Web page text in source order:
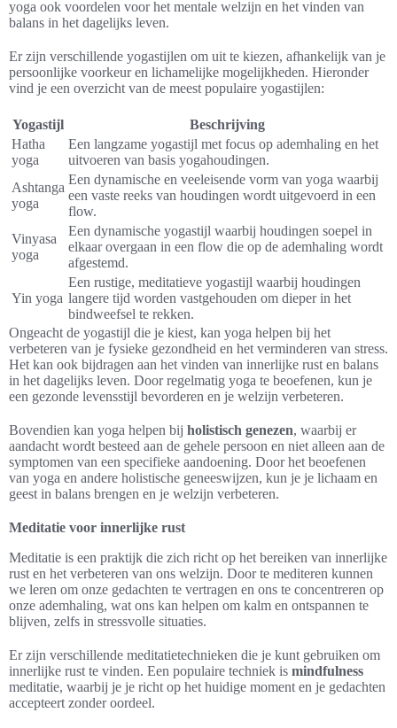
yoga ook voordelen voor het mentale welzijn en het vinden van
balans in het dagelijks leven.
Er zijn verschillende yogastijlen om uit te kiezen, afhankelijk van je
persoonlijke voorkeur en lichamelijke mogelijkheden. Hieronder
vind je een overzicht van de meest populaire yogastijlen:
Yogastijl
Beschrijving
Hatha
yoga
Een langzame yogastijl met focus op ademhaling en het
uitvoeren van basis yogahoudingen.
Ashtanga
yoga
Een dynamische en veeleisende vorm van yoga waarbij
een vaste reeks van houdingen wordt uitgevoerd in een
flow.
Vinyasa
yoga
Een dynamische yogastijl waarbij houdingen soepel in
elkaar overgaan in een flow die op de ademhaling wordt
afgestemd.
Yin yoga
Een rustige, meditatieve yogastijl waarbij houdingen
langere tijd worden vastgehouden om dieper in het
bindweefsel te rekken.
Ongeacht de yogastijl die je kiest, kan yoga helpen bij het
verbeteren van je fysieke gezondheid en het verminderen van stress.
Het kan ook bijdragen aan het vinden van innerlijke rust en balans
in het dagelijks leven. Door regelmatig yoga te beoefenen, kun je
een gezonde levensstijl bevorderen en je welzijn verbeteren.
Bovendien kan yoga helpen bij holistisch genezen, waarbij er
aandacht wordt besteed aan de gehele persoon en niet alleen aan de
symptomen van een specifieke aandoening. Door het beoefenen
van yoga en andere holistische geneeswijzen, kun je je lichaam en
geest in balans brengen en je welzijn verbeteren.
Meditatie voor innerlijke rust
Meditatie is een praktijk die zich richt op het bereiken van innerlijke
rust en het verbeteren van ons welzijn. Door te mediteren kunnen
we leren om onze gedachten te vertragen en ons te concentreren op
onze ademhaling, wat ons kan helpen om kalm en ontspannen te
blijven, zelfs in stressvolle situaties.
Er zijn verschillende meditatietechnieken die je kunt gebruiken om
innerlijke rust te vinden. Een populaire techniek is mindfulness
meditatie, waarbij je je richt op het huidige moment en je gedachten
accepteert zonder oordeel.